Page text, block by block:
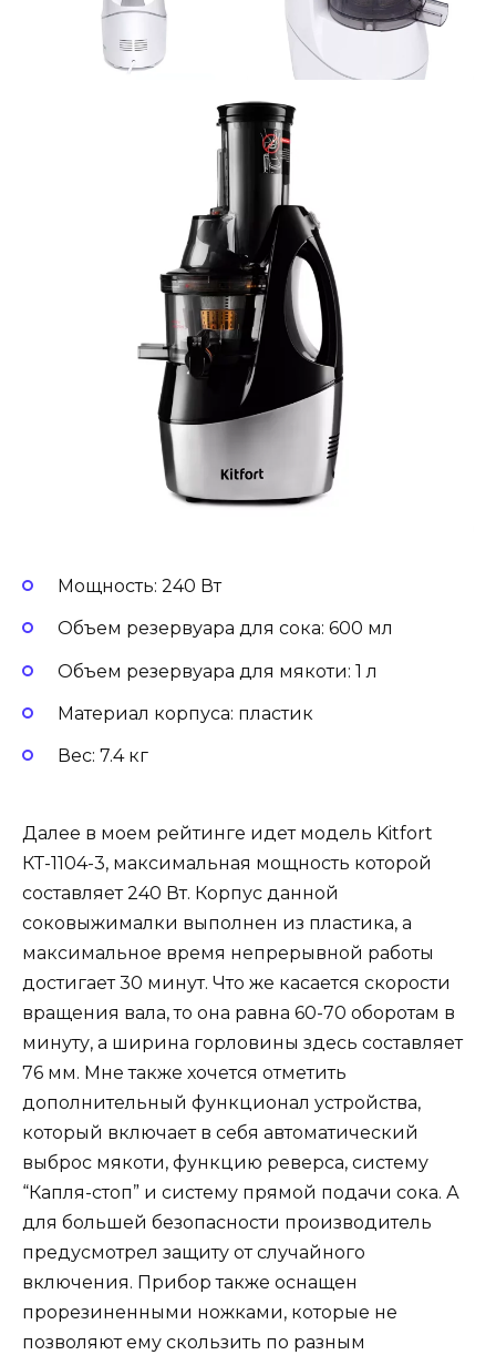
Мощность: 240 Вт
Объем резервуара для сока: 600 мл
Объем резервуара для мякоти: 1 л
Материал корпуса: пластик
Вес: 7.4 кг
Далее в моем рейтинге идет модель Kitfort
КТ-1104-3, максимальная мощность которой
составляет 240 Вт. Корпус данной
соковыжималки выполнен из пластика, а
максимальное время непрерывной работы
достигает 30 минут. Что же касается скорости
вращения вала, то она равна 60-70 оборотам в
минуту, а ширина горловины здесь составляет
76 мм. Мне также хочется отметить
дополнительный функционал устройства,
который включает в себя автоматический
выброс мякоти, функцию реверса, систему
“Капля-стоп” и систему прямой подачи сока. А
для большей безопасности производитель
предусмотрел защиту от случайного
включения. Прибор также оснащен
прорезиненными ножками, которые не
позволяют ему скользить по разным